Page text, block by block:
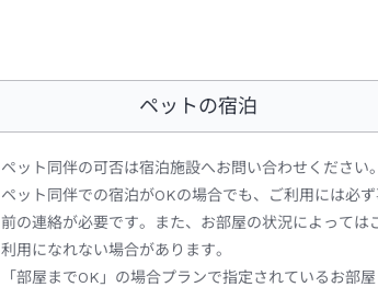
ペットの宿泊
ペット同伴の可否は宿泊施設へお問い合わせください。
ペット同伴での宿泊がOKの場合でも、ご利用には必
前の連絡が必要です。また、お部屋の状況によっては
利用になれない場合があります。
「部屋までOK」の場合プランで指定されているお部屋